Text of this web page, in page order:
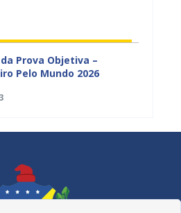
Prova Objetiva –
Pelo Mundo 2026